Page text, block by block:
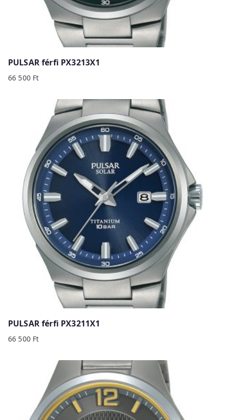
PULSAR férfi PX3213X1
66 500 Ft
PULSAR férfi PX3211X1
66 500 Ft